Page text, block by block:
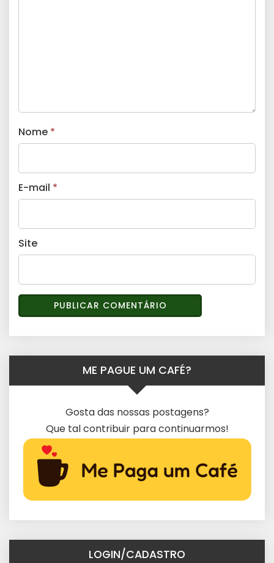
Nome *
E-mail *
Site
ME PAGUE UM CAFÉ?
Gosta das nossas postagens?
Que tal contribuir para continuarmos!
LOGIN/CADASTRO